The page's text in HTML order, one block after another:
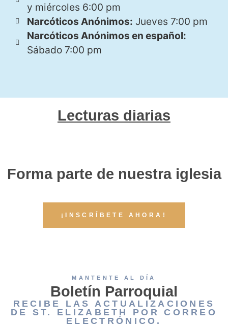
y miércoles 6:00 pm
Narcóticos Anónimos: Jueves 7:00 pm
Narcóticos Anónimos en español:
Sábado 7:00 pm
Lecturas diarias
Forma parte de nuestra iglesia
¡INSCRÍBETE AHORA!
MANTENTE AL DÍA
Boletín Parroquial
RECIBE LAS ACTUALIZACIONES
DE ST. ELIZABETH POR CORREO
ELECTRÓNICO.